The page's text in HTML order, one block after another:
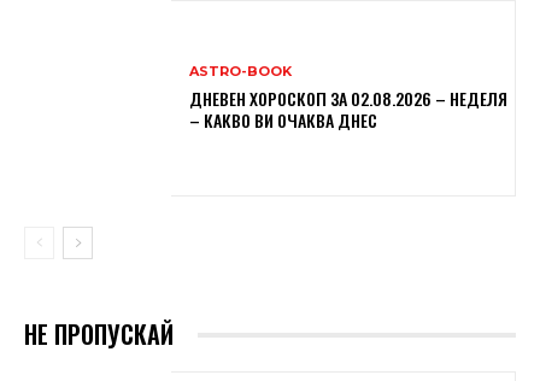
ASTRO-BOOK
ДНЕВЕН ХОРОСКОП ЗА 02.08.2026 – НЕДЕЛЯ
– КАКВО ВИ ОЧАКВА ДНЕС
НЕ ПРОПУСКАЙ